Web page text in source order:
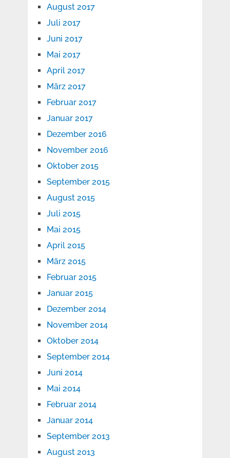
August 2017
Juli 2017
Juni 2017
Mai 2017
April 2017
März 2017
Februar 2017
Januar 2017
Dezember 2016
November 2016
Oktober 2015
September 2015
August 2015
Juli 2015
Mai 2015
April 2015
März 2015
Februar 2015
Januar 2015
Dezember 2014
November 2014
Oktober 2014
September 2014
Juni 2014
Mai 2014
Februar 2014
Januar 2014
September 2013
August 2013